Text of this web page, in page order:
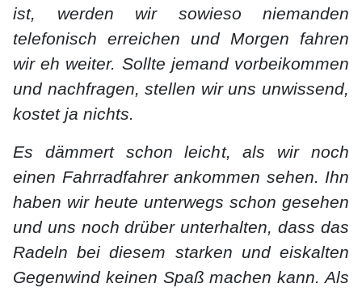
ist, werden wir sowieso niemanden
telefonisch erreichen und Morgen fahren
wir eh weiter. Sollte jemand vorbeikommen
und nachfragen, stellen wir uns unwissend,
kostet ja nichts.
Es dämmert schon leicht, als wir noch
einen Fahrradfahrer ankommen sehen. Ihn
haben wir heute unterwegs schon gesehen
und uns noch drüber unterhalten, dass das
Radeln bei diesem starken und eiskalten
Gegenwind keinen Spaß machen kann. Als